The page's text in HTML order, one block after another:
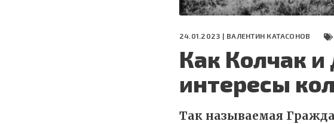
24.01.2023 | ВАЛЕНТИН КАТАСОНОВ
Как Колчак
интересы
Так называемая